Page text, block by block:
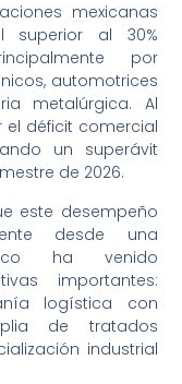
mexicanas
superior al 30%
por
automotrices
metalúrgica. Al
el déficit comercial
un superávit
de 2026.
este desempeño
desde una
ha venido
importantes:
logística con
de tratados
industrial